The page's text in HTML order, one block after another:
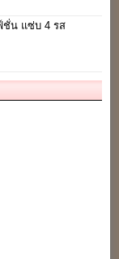
ชั่น แซ่บ 4 รส